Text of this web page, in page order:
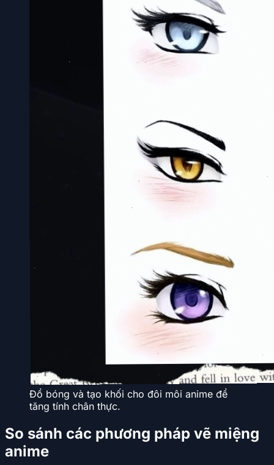
Đổ bóng và tạo khối cho đôi môi anime để
tăng tính chân thực.
So sánh các phương pháp vẽ miệng
anime